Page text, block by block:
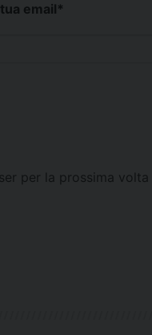
email*
per la prossima